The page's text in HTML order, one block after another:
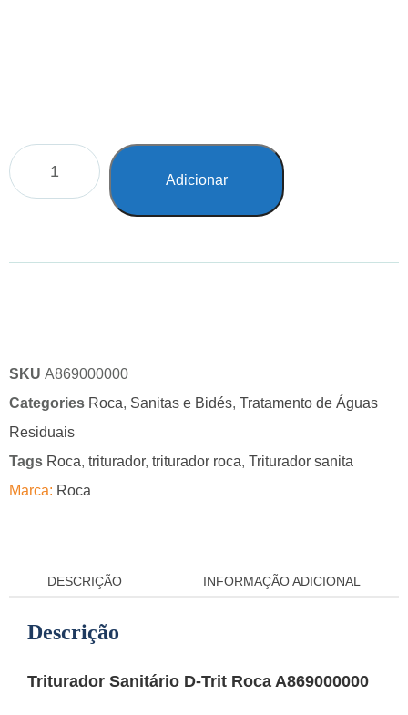
Adicionar
SKU A869000000
Categories Roca, Sanitas e Bidés, Tratamento de Águas
Residuais
Tags Roca, triturador, triturador roca, Triturador sanita
Marca: Roca
DESCRIÇÃO INFORMAÇÃO ADICIONAL
Descrição
Triturador Sanitário D-Trit Roca A869000000